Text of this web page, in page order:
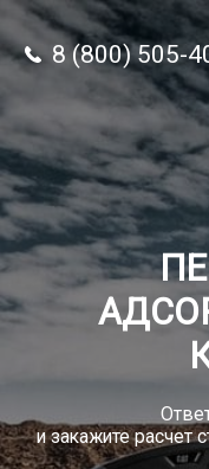
8 (800) 505-
и закажите расчет